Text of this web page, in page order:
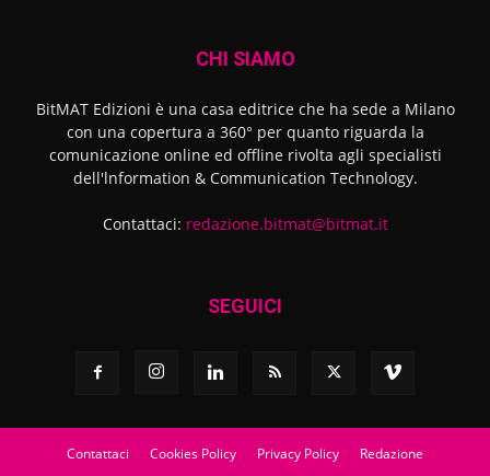
CHI SIAMO
BitMAT Edizioni è una casa editrice che ha sede a Milano
con una copertura a 360° per quanto riguarda la
comunicazione online ed offline rivolta agli specialisti
dell'lnformation & Communication Technology.
Contattaci: redazione.bitmat@bitmat.it
SEGUICI
Contattaci Cookies Policy Privacy Policy Redazione